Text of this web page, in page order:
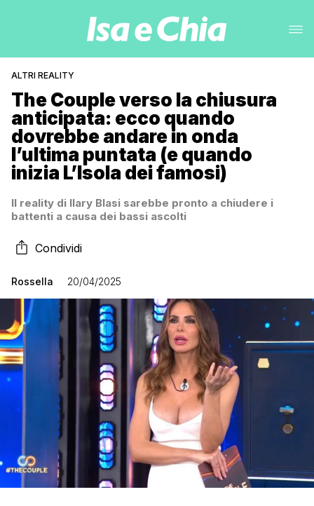
ALTRI REALITY
The Couple verso la chiusura
anticipata: ecco quando
dovrebbe andare in onda
l’ultima puntata (e quando
inizia L’Isola dei famosi)
Il reality di Ilary Blasi sarebbe pronto a chiudere i
battenti a causa dei bassi ascolti
Condividi
Rossella 20/04/2025